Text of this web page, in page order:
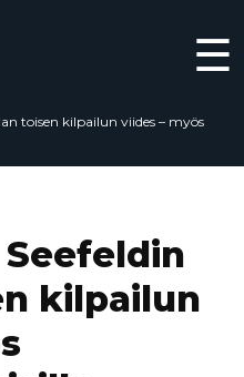
☰
toisen kilpailun viides – myös
kilpailun